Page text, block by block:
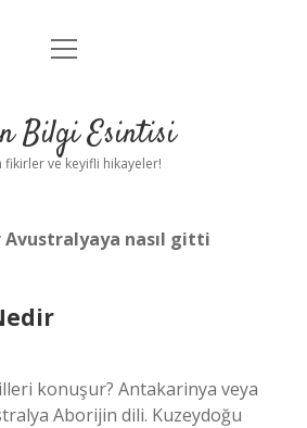
Anasayfa
Yasal Uyarı
menüyü
Bilgi Esintisi
fikirler ve keyifli hikayeler!
nasıl gitti
konuşur? Antakarinya veya
Aborijin dili. Kuzeydoğu